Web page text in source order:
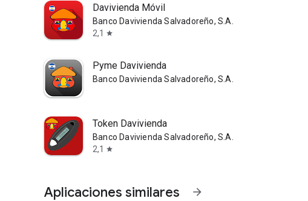
Davivienda Móvil
Banco Davivienda Salvadoreño, S.A.
2,1
star
Pyme Davivienda
Banco Davivienda Salvadoreño, S.A.
Token Davivienda
Banco Davivienda Salvadoreño, S.A.
2,1
star
Aplicaciones similares arrow_forward